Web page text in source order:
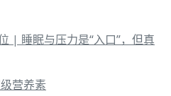
| 睡眠与压力是“入口”，但真
营养素